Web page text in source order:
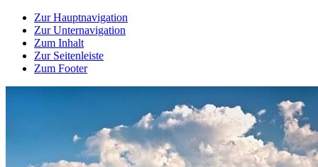
Zur Hauptnavigation
Zur Unternavigation
Zum Inhalt
Zur Seitenleiste
Zum Footer